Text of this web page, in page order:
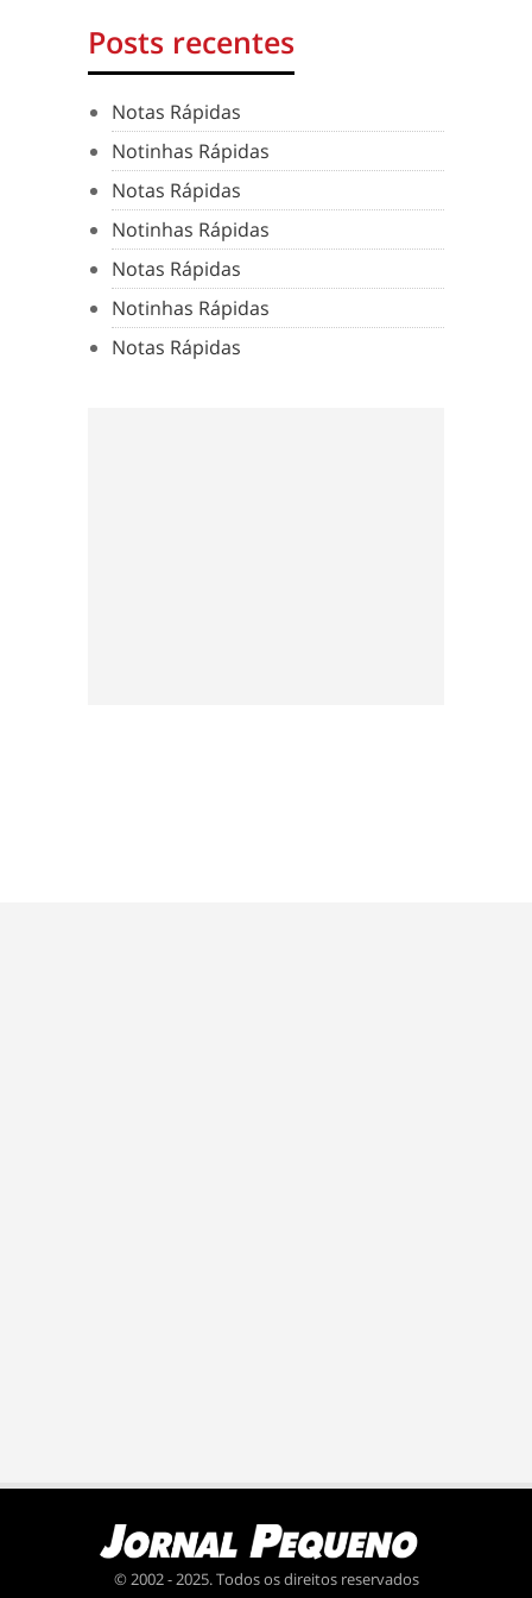
Posts recentes
Notas Rápidas
Notinhas Rápidas
Notas Rápidas
Notinhas Rápidas
Notas Rápidas
Notinhas Rápidas
Notas Rápidas
© 2002 - 2025. Todos os direitos reservados